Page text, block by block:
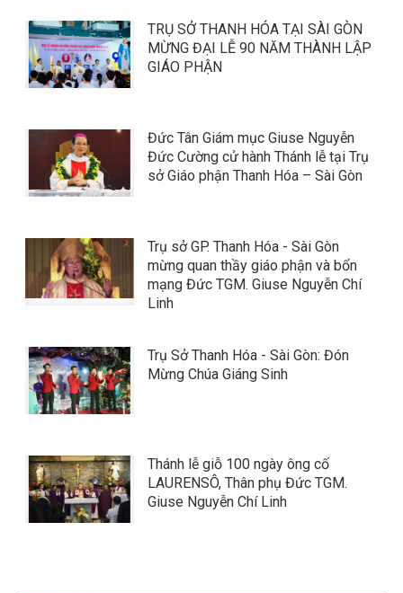
TRỤ SỞ THANH HÓA TẠI SÀI GÒN
MỪNG ĐẠI LỄ 90 NĂM THÀNH LẬP
GIÁO PHẬN
Đức Tân Giám mục Giuse Nguyễn
Đức Cường cử hành Thánh lễ tại Trụ
sở Giáo phận Thanh Hóa – Sài Gòn
Trụ sở GP. Thanh Hóa - Sài Gòn
mừng quan thầy giáo phận và bổn
mạng Đức TGM. Giuse Nguyễn Chí
Linh
Trụ Sở Thanh Hóa - Sài Gòn: Đón
Mừng Chúa Giáng Sinh
Thánh lễ giỗ 100 ngày ông cố
LAURENSÔ, Thân phụ Đức TGM.
Giuse Nguyễn Chí Linh